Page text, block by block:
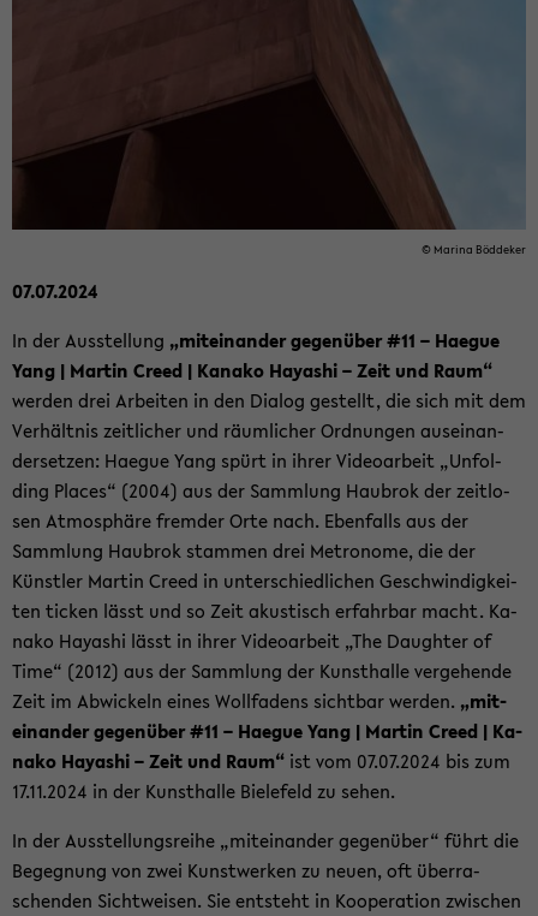
© Ma­ri­na Böd­de­ker
07.07.2024
In der Aus­stel­lung „mit­ein­an­der ge­gen­über #11 – Ha­e­gue
Yang | Mar­tin Creed | Ka­na­ko Ha­ya­shi – Zeit und Raum“
wer­den drei Ar­bei­ten in den Dia­log ge­stellt, die sich mit dem
Ver­hält­nis zeit­li­cher und räum­li­cher Ord­nun­gen aus­ein­an­
der­set­zen: Ha­e­gue Yang spürt in ihrer Vi­deo­ar­beit „Un­fol­
ding Places“ (2004) aus der Samm­lung Hau­brok der zeit­lo­
sen At­mo­sphä­re frem­der Orte nach. Eben­falls aus der
Samm­lung Hau­brok stam­men drei Me­tro­no­me, die der
Künst­ler Mar­tin Creed in un­ter­schied­li­chen Ge­schwin­dig­kei­
ten ti­cken lässt und so Zeit akus­tisch er­fahr­bar macht. Ka­
na­ko Ha­ya­shi lässt in ihrer Vi­deo­ar­beit „The Daugh­ter of
Time“ (2012) aus der Samm­lung der Kunst­hal­le ver­ge­hen­de
Zeit im Ab­wi­ckeln eines Woll­fa­dens sicht­bar wer­den. „mit­
ein­an­der ge­gen­über #11 – Ha­e­gue Yang | Mar­tin Creed | Ka­
na­ko Ha­ya­shi – Zeit und Raum“ ist vom 07.07.2024 bis zum
17.11.2024 in der Kunst­hal­le Bie­le­feld zu sehen.
In der Aus­stel­lungs­rei­he „mit­ein­an­der ge­gen­über“ führt die
Be­geg­nung von zwei Kunst­wer­ken zu neuen, oft über­ra­
schen­den Sicht­wei­sen. Sie ent­steht in Ko­ope­ra­ti­on zwi­schen